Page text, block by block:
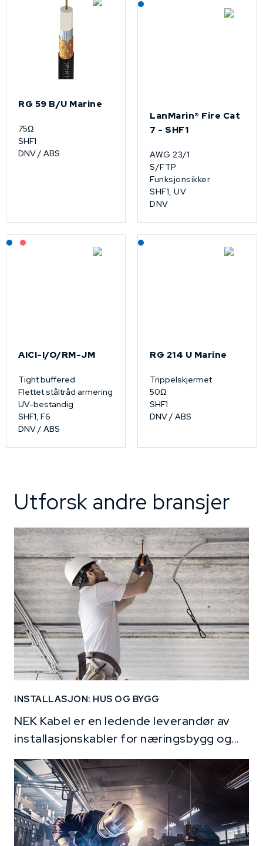
RG 59 B/U Marine
75Ω
SHF1
DNV / ABS
LanMarin® Fire Cat
7 - SHF1
AWG 23/1
S/FTP
Funksjonsikker
SHF1, UV
DNV
Lagerført: NEK Kabel
AICI-I/O/RM-JM
Tight buffered
Flettet ståltråd armering
UV-bestandig
SHF1, F6
DNV / ABS
RG 214 U Marine
Trippelskjermet
50Ω
SHF1
DNV / ABS
Utforsk andre bransjer
INSTALLASJON: HUS OG BYGG
NEK Kabel er en ledende leverandør av
installasjonskabler for næringsbygg og...